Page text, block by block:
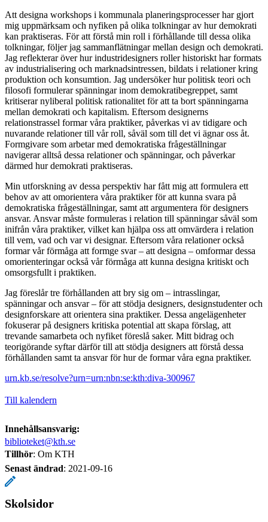
Att designa workshops i kommunala planeringsprocesser har gjort
mig uppmärksam och nyfiken på olika tolkningar av hur demokrati
kan praktiseras. För att förstå min roll i förhållande till dessa olika
tolkningar, följer jag sammanflätningar mellan design och demokrati.
Jag reflekterar över hur industridesigners roller historiskt har formats
av industrialisering och marknadsintressen, bildats i relationer kring
produktion och konsumtion. Jag undersöker hur politisk teori och
filosofi formulerar spänningar inom demokratibegreppet, samt
kritiserar nyliberal politisk rationalitet för att ta bort spänningarna
mellan demokrati och kapitalism. Eftersom designerns
relationstrassel formar våra praktiker, påverkas vi av tidigare och
nuvarande relationer till vår roll, såväl som till det vi ägnar oss åt.
Formgivare som arbetar med demokratiska frågeställningar
navigerar alltså dessa relationer och spänningar, och påverkar
därmed hur demokrati praktiseras.
Min utforskning av dessa perspektiv har fått mig att formulera ett
behov av att omorientera våra praktiker för att kunna svara på
demokratiska frågeställningar, samt att argumentera för designers
ansvar. Ansvar måste formuleras i relation till spänningar såväl som
inifrån våra praktiker, vilket kan hjälpa oss att omvärdera i relation
till vem, vad och var vi designar. Eftersom våra relationer också
formar vår förmåga att formge svar – att designa – omformar dessa
omorienteringar också vår förmåga att kunna designa kritiskt och
omsorgsfullt i praktiken.
Jag föreslår tre förhållanden att bry sig om – intrasslingar,
spänningar och ansvar – för att stödja designers, designstudenter och
designforskare att orientera sina praktiker. Dessa angelägenheter
fokuserar på designers kritiska potential att skapa förslag, att
trevande samarbeta och nyfiket föreslå saker. Mitt bidrag och
teorigörande syftar därför till att stödja designers att förstå dessa
förhållanden samt ta ansvar för hur de formar våra egna praktiker.
urn.kb.se/resolve?urn=urn:nbn:se:kth:diva-300967
Till kalendern
Innehållsansvarig:
biblioteket@kth.se
Tillhör: Om KTH
Senast ändrad: 2021-09-16
Skolsidor